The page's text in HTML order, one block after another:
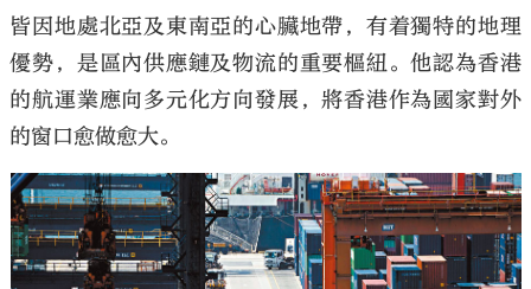
皆因地處北亞及東南亞的心臟地帶，有着獨特的地理
優勢，是區內供應鏈及物流的重要樞紐。他認為香港
的航運業應向多元化方向發展，將香港作為國家對外
的窗口愈做愈大。